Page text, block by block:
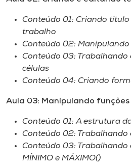
Conteúdo 01: Criando
trabalho
Conteúdo 02: Manipulando
Conteúdo 03: Trabalhando
células
Conteúdo 04: Criando
Aula 03: Manipulando funções
Conteúdo 01: A estrutura
Conteúdo 02: Trabalhando
Conteúdo 03: Trabalhando
MÍNIMO e MÁXIMO()